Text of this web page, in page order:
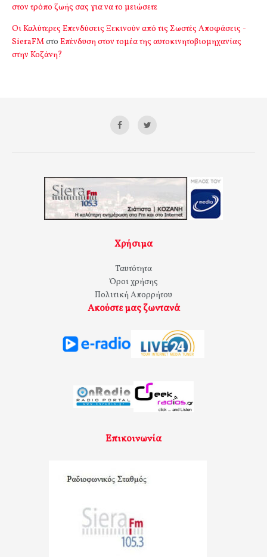
στον τρόπο ζωής σας για να το μειώσετε
Οι Καλύτερες Επενδύσεις Ξεκινούν από τις Σωστές Αποφάσεις -
SieraFMστο Επένδυση στον τομέα της αυτοκινητοβιομηχανίας
στην Κοζάνη?
Χρήσιμα
Ταυτότητα
Όροι χρήσης
Πολιτική Απορρήτου
Ακούστε μας ζωντανά
Επικοινωνία